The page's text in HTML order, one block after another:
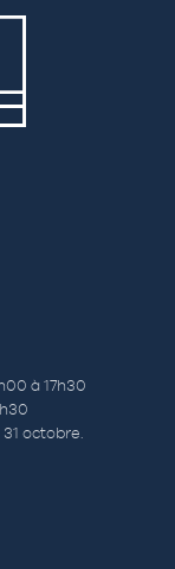
à 17h30
octobre.